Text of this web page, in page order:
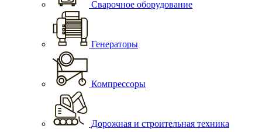
Сварочное оборудование
Генераторы
Компрессоры
Дорожная и строительная техника